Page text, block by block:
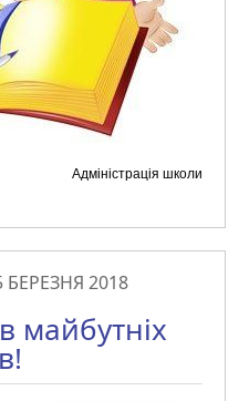
Адміністрація школи
БЕРЕЗНЯ 2018
майбутніх